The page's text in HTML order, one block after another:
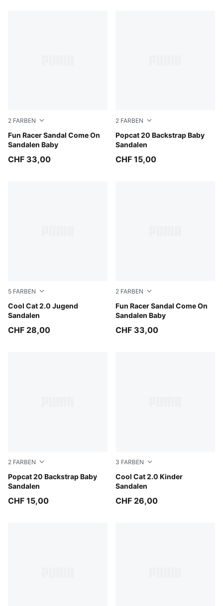
2 FARBEN
Fun Racer Sandal Come On
Sandalen Baby
Royal Sapphire-Green Fruit-Lemon Meringue
CHF 33,00
2 FARBEN
Popcat 20 Backstrap Baby
Sandalen
PUMA White-Green Fruit-
CHF 15,00
5 FARBEN
Cool Cat 2.0 Jugend
Sandalen
PUMA Black-Apple Spritz
CHF 28,00
2 FARBEN
Fun Racer Sandal Come On
Sandalen Baby
Pink Shimmer-Apple Spritz-
CHF 33,00
2 FARBEN
Popcat 20 Backstrap Baby
Sandalen
PUMA White-Wild Pink-Wild Pink
CHF 15,00
3 FARBEN
Cool Cat 2.0 Kinder
Sandalen
PUMA Black-Apple Spritz
CHF 26,00